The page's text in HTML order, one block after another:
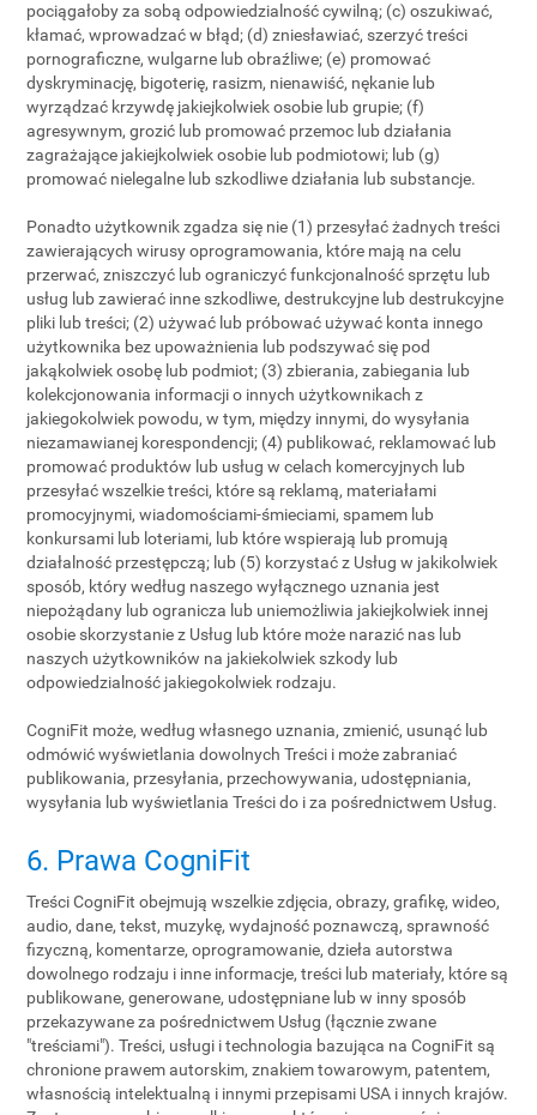
pociągałoby za sobą odpowiedzialność cywilną; (c) oszukiwać,
kłamać, wprowadzać w błąd; (d) zniesławiać, szerzyć treści
pornograficzne, wulgarne lub obraźliwe; (e) promować
dyskryminację, bigoterię, rasizm, nienawiść, nękanie lub
wyrządzać krzywdę jakiejkolwiek osobie lub grupie; (f)
agresywnym, grozić lub promować przemoc lub działania
zagrażające jakiejkolwiek osobie lub podmiotowi; lub (g)
promować nielegalne lub szkodliwe działania lub substancje.
Ponadto użytkownik zgadza się nie (1) przesyłać żadnych treści
zawierających wirusy oprogramowania, które mają na celu
przerwać, zniszczyć lub ograniczyć funkcjonalność sprzętu lub
usług lub zawierać inne szkodliwe, destrukcyjne lub destrukcyjne
pliki lub treści; (2) używać lub próbować używać konta innego
użytkownika bez upoważnienia lub podszywać się pod
jakąkolwiek osobę lub podmiot; (3) zbierania, zabiegania lub
kolekcjonowania informacji o innych użytkownikach z
jakiegokolwiek powodu, w tym, między innymi, do wysyłania
niezamawianej korespondencji; (4) publikować, reklamować lub
promować produktów lub usług w celach komercyjnych lub
przesyłać wszelkie treści, które są reklamą, materiałami
promocyjnymi, wiadomościami-śmieciami, spamem lub
konkursami lub loteriami, lub które wspierają lub promują
działalność przestępczą; lub (5) korzystać z Usług w jakikolwiek
sposób, który według naszego wyłącznego uznania jest
niepożądany lub ogranicza lub uniemożliwia jakiejkolwiek innej
osobie skorzystanie z Usług lub które może narazić nas lub
naszych użytkowników na jakiekolwiek szkody lub
odpowiedzialność jakiegokolwiek rodzaju.
CogniFit może, według własnego uznania, zmienić, usunąć lub
odmówić wyświetlania dowolnych Treści i może zabraniać
publikowania, przesyłania, przechowywania, udostępniania,
wysyłania lub wyświetlania Treści do i za pośrednictwem Usług.
6. Prawa CogniFit
Treści CogniFit obejmują wszelkie zdjęcia, obrazy, grafikę, wideo,
audio, dane, tekst, muzykę, wydajność poznawczą, sprawność
fizyczną, komentarze, oprogramowanie, dzieła autorstwa
dowolnego rodzaju i inne informacje, treści lub materiały, które są
publikowane, generowane, udostępniane lub w inny sposób
przekazywane za pośrednictwem Usług (łącznie zwane
"treściami"). Treści, usługi i technologia bazująca na CogniFit są
chronione prawem autorskim, znakiem towarowym, patentem,
własnością intelektualną i innymi przepisami USA i innych krajów.